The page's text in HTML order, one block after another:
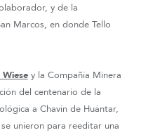
y de la
Marcos, en donde Tello
Wiesey la Compañía Minera
del centenario de la
a Chavín de Huántar,
unieron para reeditar una